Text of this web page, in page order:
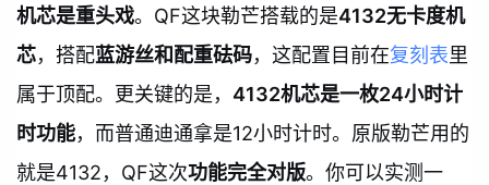
机芯是重头戏。QF这块勒芒搭载的是4132无卡度机
芯，搭配蓝游丝和配重砝码，这配置目前在复刻表里
属于顶配。更关键的是， 4132机芯是一枚24小时计
时功能，而普通迪通拿是12小时计时。原版勒芒用的
就是4132，QF这次功能完全对版。你可以实测一